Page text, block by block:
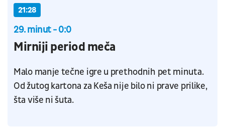
21:28
29. minut - 0:0
Mirniji period meča
Malo manje tečne igre u prethodnih pet minuta.
Od žutog kartona za Keša nije bilo ni prave prilike,
šta više ni šuta.